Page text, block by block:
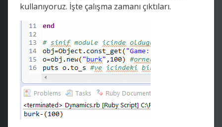
kullanıyoruz. İşte çalışma zamanı çıktıları.